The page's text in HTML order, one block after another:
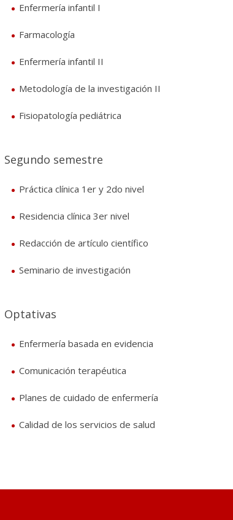
Enfermería infantil I
Farmacología
Enfermería infantil II
Metodología de la investigación II
Fisiopatología pediátrica
Segundo semestre
Práctica clínica 1er y 2do nivel
Residencia clínica 3er nivel
Redacción de artículo científico
Seminario de investigación
Optativas
Enfermería basada en evidencia
Comunicación terapéutica
Planes de cuidado de enfermería
Calidad de los servicios de salud